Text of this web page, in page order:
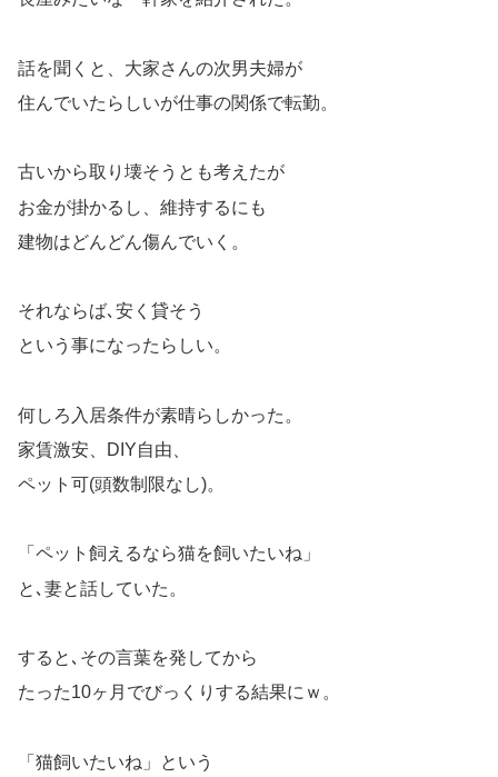
話を聞くと、大家さんの次男夫婦が
住んでいたらしいが仕事の関係で転勤。
古いから取り壊そうとも考えたが
お金が掛かるし、維持するにも
建物はどんどん傷んでいく。
それならば､安く貸そう
という事になったらしい。
何しろ入居条件が素晴らしかった。
家賃激安、DIY自由、
ペット可(頭数制限なし)。
「ペット飼えるなら猫を飼いたいね」
と､妻と話していた。
すると､その言葉を発してから
たった10ヶ月でびっくりする結果にｗ。
「猫飼いたいね」という